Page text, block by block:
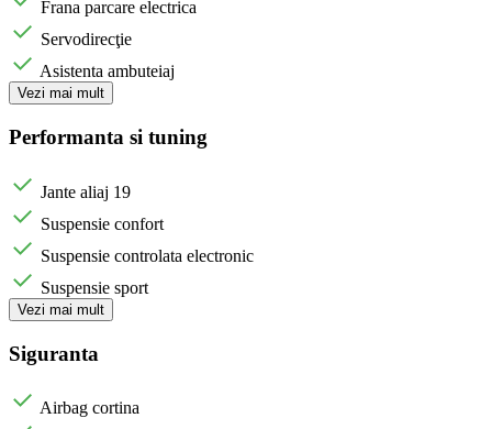
Frana parcare electrica
Servodirecţie
Asistenta ambuteiaj
Vezi mai mult
Performanta si tuning
Jante aliaj 19
Suspensie confort
Suspensie controlata electronic
Suspensie sport
Vezi mai mult
Siguranta
Airbag cortina